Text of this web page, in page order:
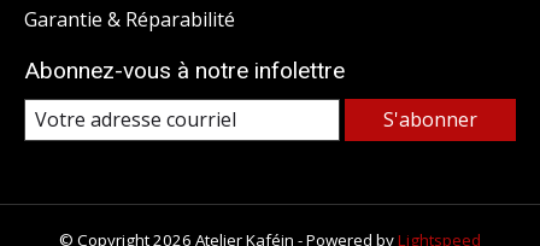
Garantie & Réparabilité
Abonnez-vous à notre infolettre
S'abonner
© Copyright 2026 Atelier Kaféin - Powered byLightspeed